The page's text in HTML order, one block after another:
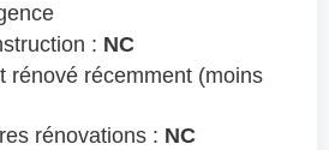
: NC
rénové récemment (moins
rénovations : NC